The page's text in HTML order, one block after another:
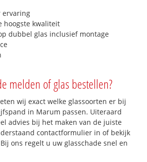
ervaring
hoogste kwaliteit
dubbel glas inclusief montage
melden of glas bestellen?
wij exact welke glassoorten er bij
in Marum passen. Uiteraard
advies bij het maken van de juiste
contactformulier in of bekijk
ons regelt u uw glasschade snel en